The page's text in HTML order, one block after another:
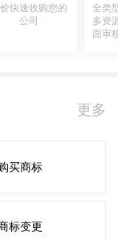
快速收购您的
公司
全类
多资
面审
更多
买商标
标变更